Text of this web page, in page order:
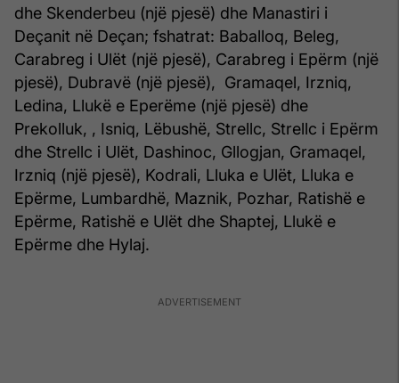
dhe Skenderbeu (një pjesë) dhe Manastiri i
Deçanit në Deçan; fshatrat: Baballoq, Beleg,
Carabreg i Ulët (një pjesë), Carabreg i Epërm (një
pjesë), Dubravë (një pjesë), Gramaqel, Irzniq,
Ledina, Llukë e Eperëme (një pjesë) dhe
Prekolluk, , Isniq, Lëbushë, Strellc, Strellc i Epërm
dhe Strellc i Ulët, Dashinoc, Gllogjan, Gramaqel,
Irzniq (një pjesë), Kodrali, Lluka e Ulët, Lluka e
Epërme, Lumbardhë, Maznik, Pozhar, Ratishë e
Epërme, Ratishë e Ulët dhe Shaptej, Llukë e
Epërme dhe Hylaj.